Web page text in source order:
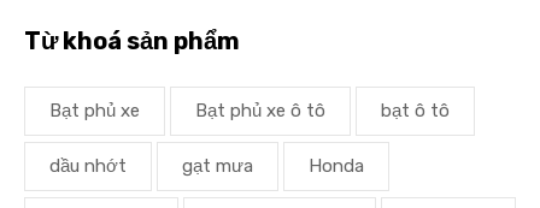
Từ khoá sản phẩm
Bạt phủ xe Bạt phủ xe ô tô bạt ô tô
dầu nhớt gạt mưa Honda